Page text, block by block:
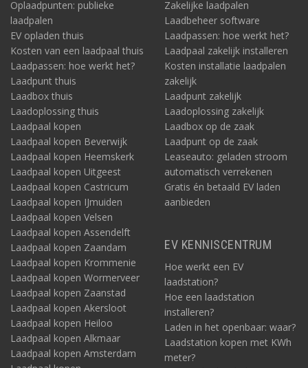
Oplaadpunten: publieke
laadpalen
EV opladen thuis
Kosten van een laadpaal thuis
Laadpassen: hoe werkt het?
Laadpunt thuis
Laadbox thuis
Laadoplossing thuis
Laadpaal kopen
Laadpaal kopen Beverwijk
Laadpaal kopen Heemskerk
Laadpaal kopen Uitgeest
Laadpaal kopen Castricum
Laadpaal kopen IJmuiden
Laadpaal kopen Velsen
Laadpaal kopen Assendelft
Laadpaal kopen Zaandam
Laadpaal kopen Krommenie
Laadpaal kopen Wormerveer
Laadpaal kopen Zaanstad
Laadpaal kopen Akersloot
Laadpaal kopen Heiloo
Laadpaal kopen Alkmaar
Laadpaal kopen Amsterdam
Zakelijke laadpalen
Laadbeheer software
Laadpassen: hoe werkt het?
Laadpaal zakelijk installeren
Kosten installatie laadpalen
zakelijk
Laadpunt zakelijk
Laadoplossing zakelijk
Laadbox op de zaak
Laadpunt op de zaak
Leaseauto: geladen stroom
automatisch verrekenen
Gratis én betaald EV laden
aanbieden
EV KENNISCENTRUM
Hoe werkt een EV
laadstation?
Hoe een laadstation
installeren?
Laden in het openbaar: waar?
Laadstation kopen met KWh
meter?